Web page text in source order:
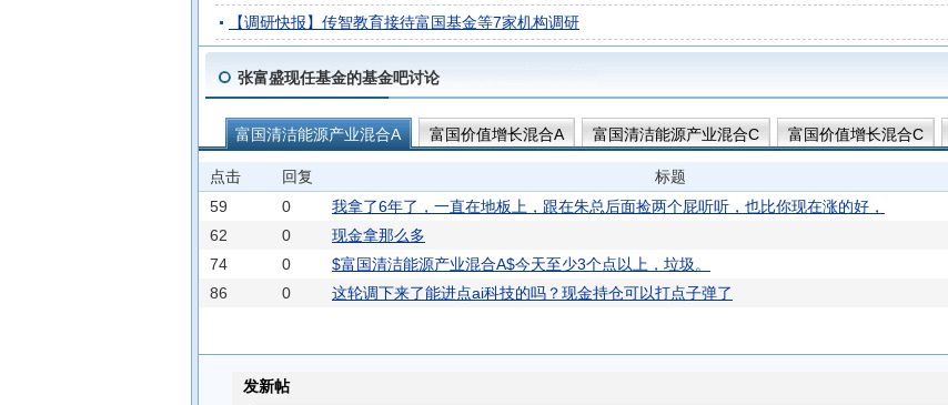
【调研快报】传智教育接待富国基金等7家机构调研
张富盛现任基金的基金吧讨论
富国清洁能源产业混合A 富国价值增长混合A 富国清洁能源产业混合C 富国价值增长混合C
富国碳中和混合A
点击 回复 标题
59 0 我拿了6年了，一直在地板上，跟在朱总后面捡两个屁听听，也比你现在涨的好，
62 0 现金拿那么多
74 0 $富国清洁能源产业混合A$今天至少3个点以上，垃圾。
86 0 这轮调下来了能进点ai科技的吗？现金持仓可以打点子弹了